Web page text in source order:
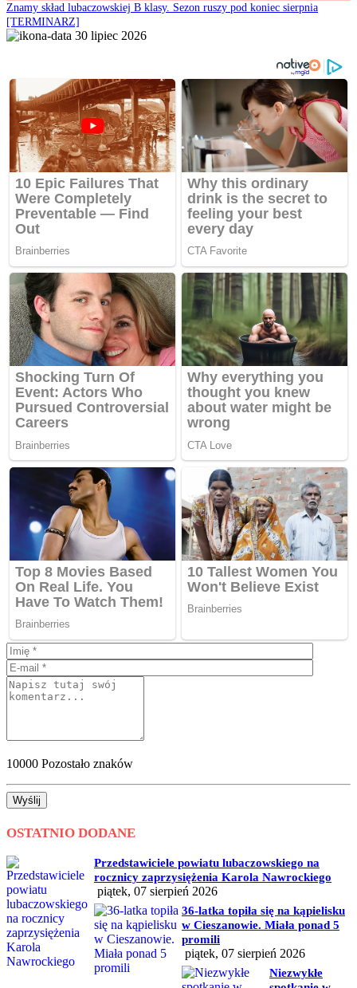
Znamy skład lubaczowskiej B klasy. Sezon ruszy pod koniec sierpnia
[TERMINARZ]
30 lipiec 2026
10000 Pozostało znaków
Wyślij
OSTATNIO DODANE
Przedstawiciele powiatu lubaczowskiego na
rocznicy zaprzysiężenia Karola Nawrockiego
piątek, 07 sierpień 2026
36-latka topiła się na kąpielisku
w Cieszanowie. Miała ponad 5
promili
piątek, 07 sierpień 2026
Niezwykłe